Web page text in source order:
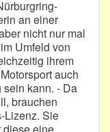
an einer
nicht nur mal
Umfeld von
ihrem
auch
kann. - Da
brauchen
Lizenz. Sie